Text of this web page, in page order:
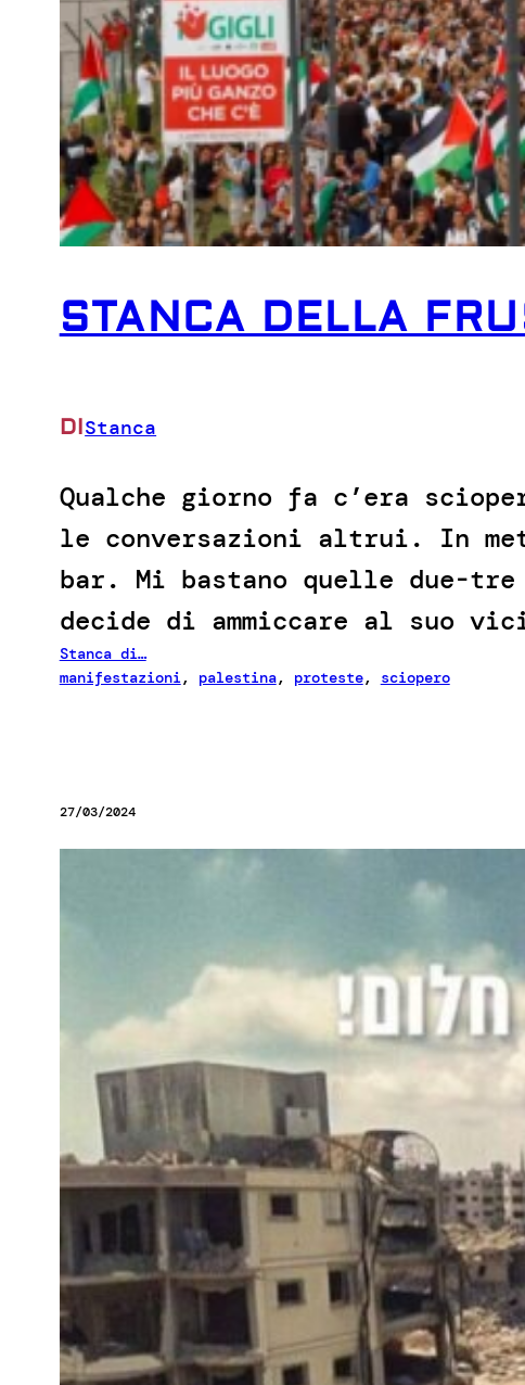
STANCA DELLA
DIStanca
Qualche giorno fa c’era
le conversazioni altrui. In
bar. Mi bastano quelle due-
decide di ammiccare al suo
Stanca di…
manifestazioni, palestina, proteste, sciopero
27/03/2024